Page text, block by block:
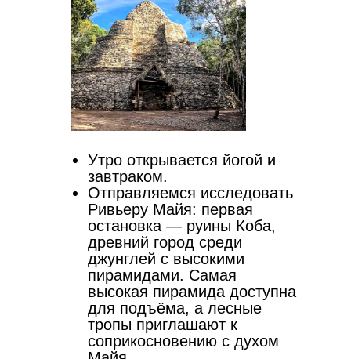
Утро открывается йогой и
завтраком.
Отправляемся исследовать
Ривьеру Майя: первая
остановка — руины Коба,
древний город среди
джунглей с высокими
пирамидами. Самая
высокая пирамида доступна
для подъёма, а лесные
тропы приглашают к
соприкосновению с духом